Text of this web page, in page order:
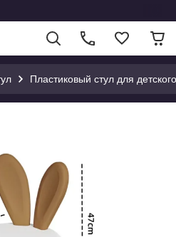
Пластиковый стул для